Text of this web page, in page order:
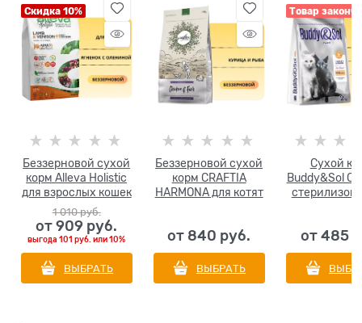
Скидка 10%
Беззерновой сухой
корм Alleva Holistic
для взрослых кошек
с ягненком и
олениной (Lamb &
Venison Adult Cat)
1 010 руб.
от909 руб.
выгода101 руб. или10%
ВЫБРАТЬ
Беззерновой сухой
корм CRAFTIA
HARMONA для котят
HARMONA CHICKEN
& FISH KITTEN)
от 840 руб.
ВЫБРАТЬ
Товар
Сухой
Buddy&Sol
ADULT
от 485